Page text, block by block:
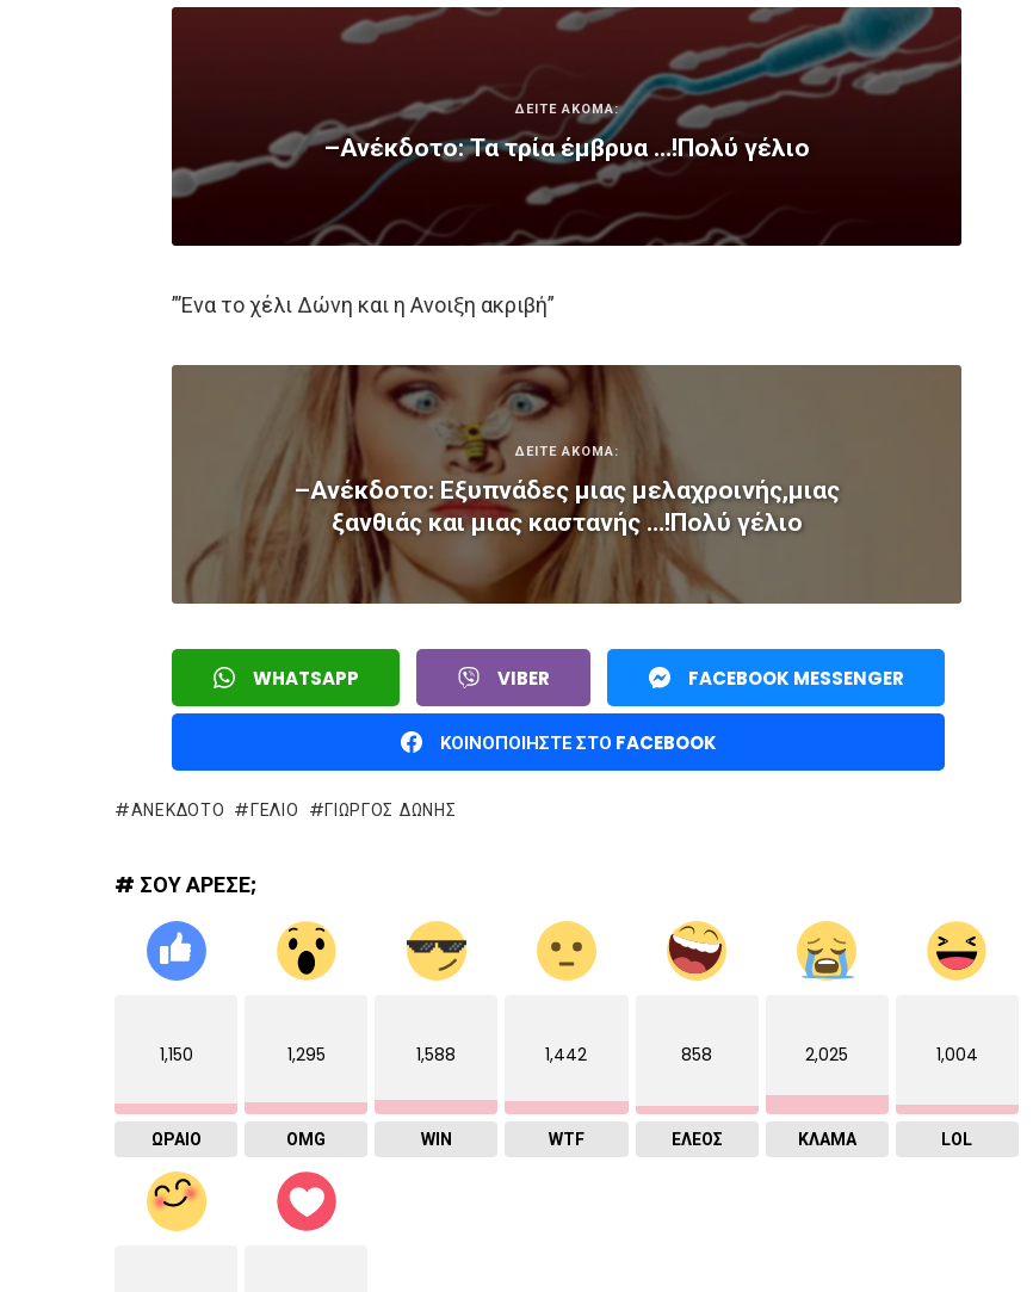
ΔΕΙΤΕ ΑΚΟΜΑ:
–Ανέκδοτο: Τα τρία έμβρυα …!Πολύ γέλιο
”’Ενα το χέλι Δώνη και η Ανοιξη ακριβή”
ΔΕΙΤΕ ΑΚΟΜΑ:
–Ανέκδοτο: Εξυπνάδες μιας μελαχροινής,μιας
ξανθιάς και μιας καστανής …!Πολύ γέλιο
WHATSAPP VIBER FACEBOOK MESSENGER
ΚΟΙΝΟΠΟΙΉΣΤΕ ΣΤΟ FACEBOOK
ΑΝΕΚΔΟΤΟ ΓΈΛΙΟ ΓΙΏΡΓΟΣ ΔΏΝΗΣ
# ΣΟΥ ΑΡΕΣΕ;
1,150
ΩΡΑΙΟ
1,295
OMG
1,588
WIN
1,442
WTF
858
ΕΛΕΟΣ
2,025
ΚΛΑΜΑ
1,004
LOL